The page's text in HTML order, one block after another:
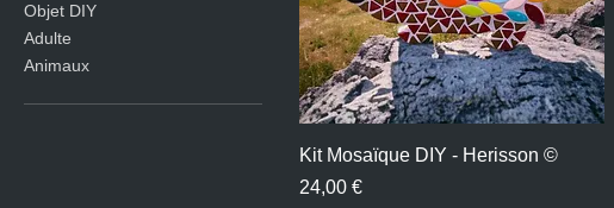
Objet DIY
Adulte
Animaux
Aperçu rapide
Kit Mosaïque DIY - Herisson ©
Prix
24,00 €